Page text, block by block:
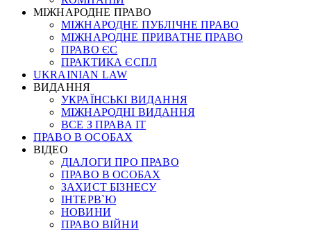
МІЖНАРОДНЕ ПРАВО
МІЖНАРОДНЕ ПУБЛІЧНЕ ПРАВО
МІЖНАРОДНЕ ПРИВАТНЕ ПРАВО
ПРАВО ЄС
ПРАКТИКА ЄСПЛ
UKRAINIAN LAW
ВИДАННЯ
УКРАЇНСЬКІ ВИДАННЯ
МІЖНАРОДНІ ВИДАННЯ
ВСЕ З ПРАВА ІТ
ПРАВО В ОСОБАХ
ВІДЕО
ДІАЛОГИ ПРО ПРАВО
ПРАВО В ОСОБАХ
ЗАХИСТ БІЗНЕСУ
ІНТЕРВ`Ю
НОВИНИ
ПРАВО ВІЙНИ